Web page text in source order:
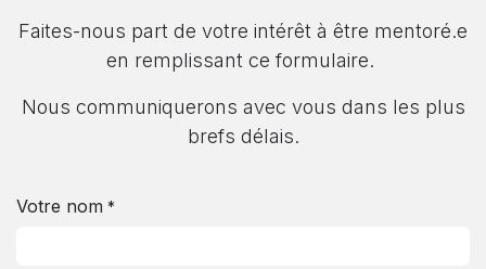
Faites-nous part de votre intérêt à être mentoré.e
en remplissant ce formulaire.
Nous communiquerons avec vous dans les plus
brefs délais.
Votre nom *